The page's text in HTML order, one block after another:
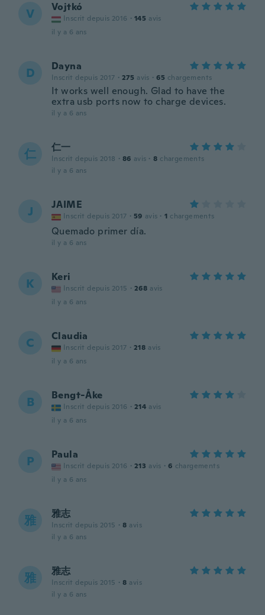
V Vojtkó
Inscrit depuis 2016 · 145 avis
il y a 6 ans
D Dayna
Inscrit depuis 2017 · 275 avis · 65 chargements
It works well enough. Glad to have the
extra usb ports now to charge devices.
il y a 6 ans
仁 仁一
Inscrit depuis 2018 · 86 avis · 8 chargements
il y a 6 ans
J JAIME
Inscrit depuis 2017 · 59 avis · 1 chargements
Quemado primer día.
il y a 6 ans
K Keri
Inscrit depuis 2015 · 268 avis
il y a 6 ans
C Claudia
Inscrit depuis 2017 · 218 avis
il y a 6 ans
B Bengt-Åke
Inscrit depuis 2016 · 214 avis
il y a 6 ans
P Paula
Inscrit depuis 2016 · 213 avis · 6 chargements
il y a 6 ans
雅 雅志
Inscrit depuis 2015 · 8 avis
il y a 6 ans
雅 雅志
Inscrit depuis 2015 · 8 avis
il y a 6 ans